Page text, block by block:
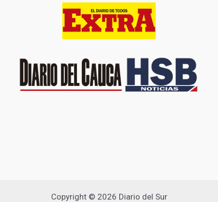
Copyright © 2026 Diario del Sur